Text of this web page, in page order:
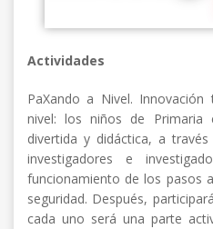
Actividades
PaXando a Nivel.
nivel: los niños de Primaria
divertida y didáctica, a
investigadores e
funcionamiento de los pasos
seguridad. Después,
cada uno será una parte